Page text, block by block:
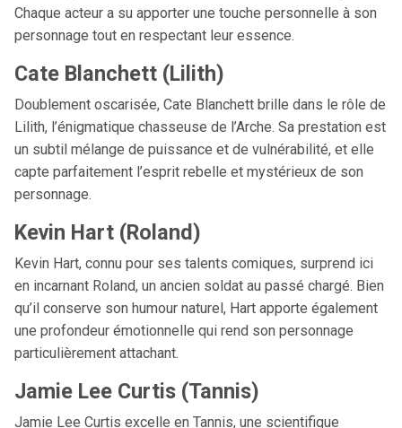
Chaque acteur a su apporter une touche personnelle à son
personnage tout en respectant leur essence.
Cate Blanchett (Lilith)
Doublement oscarisée, Cate Blanchett brille dans le rôle de
Lilith, l’énigmatique chasseuse de l’Arche. Sa prestation est
un subtil mélange de puissance et de vulnérabilité, et elle
capte parfaitement l’esprit rebelle et mystérieux de son
personnage.
Kevin Hart (Roland)
Kevin Hart, connu pour ses talents comiques, surprend ici
en incarnant Roland, un ancien soldat au passé chargé. Bien
qu’il conserve son humour naturel, Hart apporte également
une profondeur émotionnelle qui rend son personnage
particulièrement attachant.
Jamie Lee Curtis (Tannis)
Jamie Lee Curtis excelle en Tannis, une scientifique